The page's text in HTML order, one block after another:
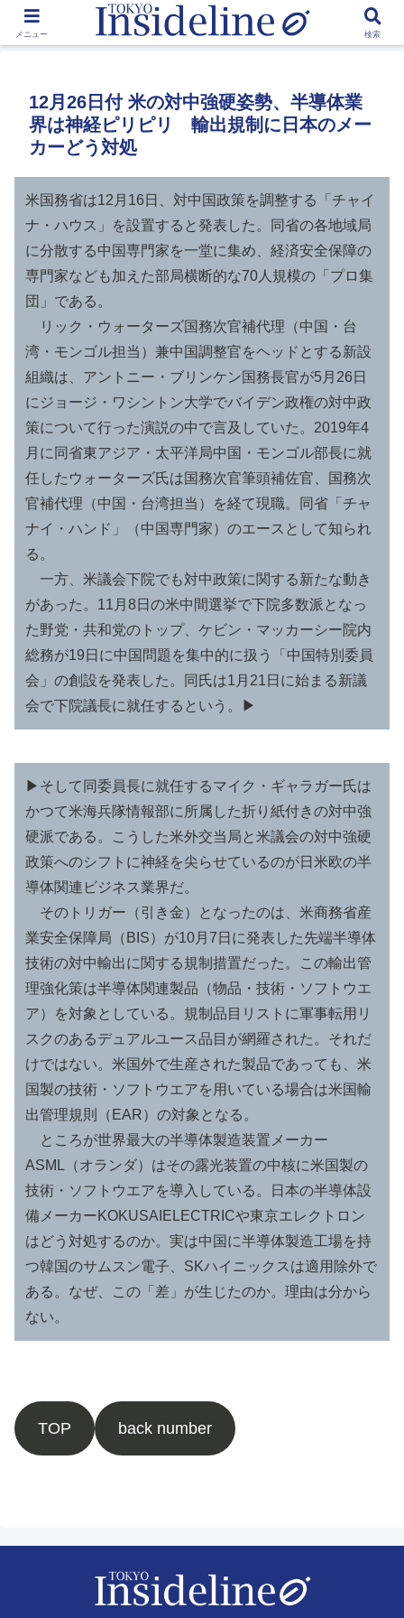
by Toshikawa Takao
12月26日付 米の対中強硬姿勢、半導体業
界は神経ピリピリ 輸出規制に日本のメー
カーどう対処
米国務省は12月16日、対中国政策を調整する「チャイ
ナ・ハウス」を設置すると発表した。同省の各地域局
に分散する中国専門家を一堂に集め、経済安全保障の
専門家なども加えた部局横断的な70人規模の「プロ集
団」である。
リック・ウォーターズ国務次官補代理（中国・台
湾・モンゴル担当）兼中国調整官をヘッドとする新設
組織は、アントニー・ブリンケン国務長官が5月26日
にジョージ・ワシントン大学でバイデン政権の対中政
策について行った演説の中で言及していた。2019年4
月に同省東アジア・太平洋局中国・モンゴル部長に就
任したウォーターズ氏は国務次官筆頭補佐官、国務次
官補代理（中国・台湾担当）を経て現職。同省「チャ
ナイ・ハンド」（中国専門家）のエースとして知られ
る。
一方、米議会下院でも対中政策に関する新たな動き
があった。11月8日の米中間選挙で下院多数派となっ
た野党・共和党のトップ、ケビン・マッカーシー院内
総務が19日に中国問題を集中的に扱う「中国特別委員
会」の創設を発表した。同氏は1月21日に始まる新議
会で下院議長に就任するという。▶︎
▶︎そして同委員長に就任するマイク・ギャラガー氏は
かつて米海兵隊情報部に所属した折り紙付きの対中強
硬派である。こうした米外交当局と米議会の対中強硬
政策へのシフトに神経を尖らせているのが日米欧の半
導体関連ビジネス業界だ。
そのトリガー（引き金）となったのは、米商務省産
業安全保障局（BIS）が10月7日に発表した先端半導体
技術の対中輸出に関する規制措置だった。この輸出管
理強化策は半導体関連製品（物品・技術・ソフトウエ
ア）を対象としている。規制品目リストに軍事転用リ
スクのあるデュアルユース品目が網羅された。それだ
けではない。米国外で生産された製品であっても、米
国製の技術・ソフトウエアを用いている場合は米国輸
出管理規則（EAR）の対象となる。
ところが世界最大の半導体製造装置メーカー
ASML（オランダ）はその露光装置の中核に米国製の
技術・ソフトウエアを導入している。日本の半導体設
備メーカーKOKUSAIELECTRICや東京エレクトロン
はどう対処するのか。実は中国に半導体製造工場を持
つ韓国のサムスン電子、SKハイニックスは適用除外で
ある。なぜ、この「差」が生じたのか。理由は分から
ない。
TOP back number
メニュー 検索